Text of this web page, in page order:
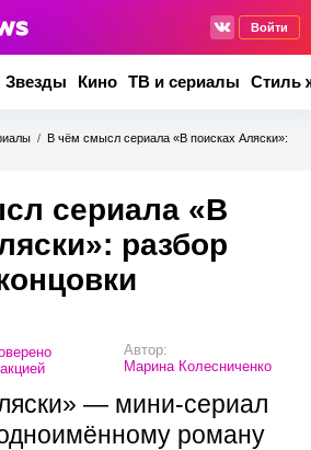
Войти
Звезды Кино ТВ и сериалы Стиль
/ В чём смысл сериала «В поисках Аляски»:
сериала «В
разбор
Автор:
Марина Колесниченко
— мини-сериал
роману